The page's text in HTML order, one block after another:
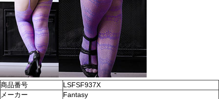
商品番号
LSFSF937X
メーカー
Fantasy